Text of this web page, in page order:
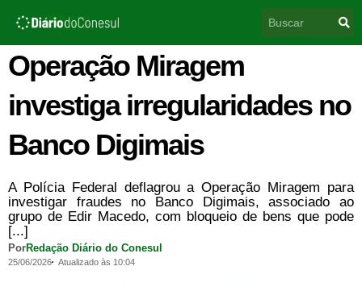
para
conteúdo
Operação Miragem
investiga irregularidades no
Banco Digimais
A Polícia Federal deflagrou a Operação Miragem para
investigar fraudes no Banco Digimais, associado ao
grupo de Edir Macedo, com bloqueio de bens que pode
[...]
PorRedação Diário do Conesul
25/06/2026 Atualizado às 10:04